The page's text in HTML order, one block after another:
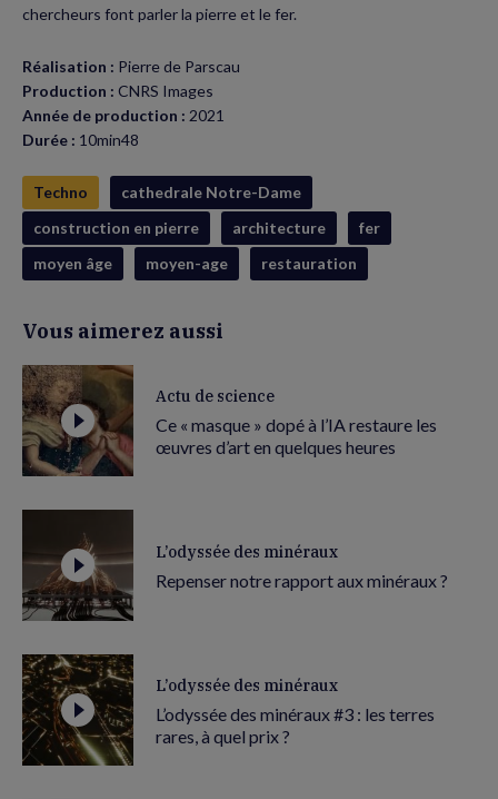
chercheurs font parler la pierre et le fer.
Réalisation : Pierre de Parscau
Production : CNRS Images
Année de production : 2021
Durée : 10min48
Techno
cathedrale Notre-Dame
construction en pierre
architecture
fer
moyen âge
moyen-age restauration
Vous aimerez aussi
Actu de science
Ce « masque » dopé à l’IA restaure les
œuvres d’art en quelques heures
L’odyssée des minéraux
Repenser notre rapport aux minéraux ?
L’odyssée des minéraux
L’odyssée des minéraux #3 : les terres
rares, à quel prix ?